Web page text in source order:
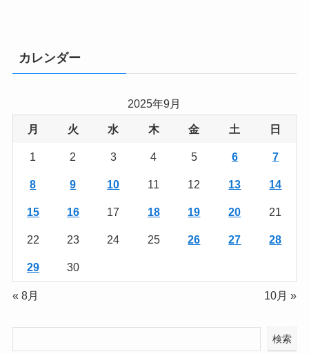
カレンダー
2025年9月
月 火 水 木 金 土 日
1 2 3 4 5 6 7
8 9 10 11 12 13 14
15 16 17 18 19 20 21
22 23 24 25 26 27 28
29 30
« 8月 10月 »
検索